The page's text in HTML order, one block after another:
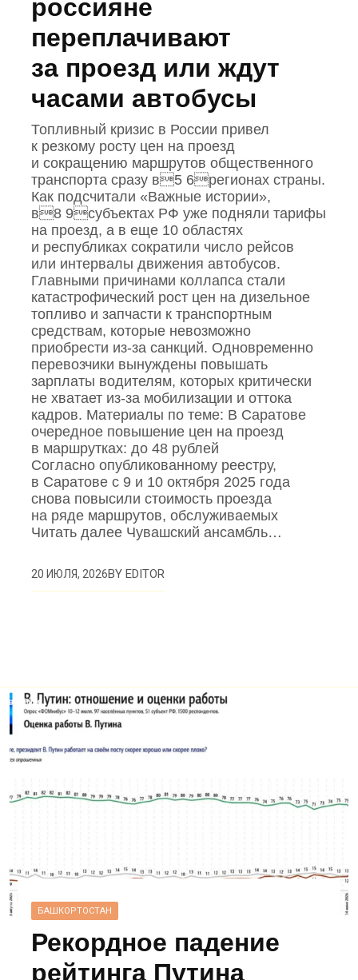
россияне
переплачивают
за проезд или ждут
часами автобусы
Топливный кризис в России привел
к резкому росту цен на проезд
и сокращению маршрутов общественного
транспорта сразу в5 6регионах страны.
Как подсчитали «Важные истории»,
в8 9субъектах РФ уже подняли тарифы
на проезд, а в еще 10 областях
и республиках сократили число рейсов
или интервалы движения автобусов.
Главными причинами коллапса стали
катастрофический рост цен на дизельное
топливо и запчасти к транспортным
средствам, которые невозможно
приобрести из‑за санкций. Одновременно
перевозчики вынуждены повышать
зарплаты водителям, которых критически
не хватает из‑за мобилизации и оттока
кадров. Материалы по теме: В Саратове
очередное повышение цен на проезд
в маршрутках: до 48 рублей
Согласно опубликованному реестру,
в Саратове с 9 и 10 октября 2025 года
снова повысили стоимость проезда
на ряде маршрутов, обслуживаемых
Читать далее Чувашский ансамбль…
20 ИЮЛЯ, 2026BYEDITOR
БАШКОРТОСТАН
Рекордное падение
рейтинга Путина